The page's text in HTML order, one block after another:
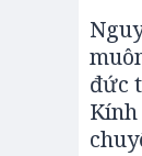
đức